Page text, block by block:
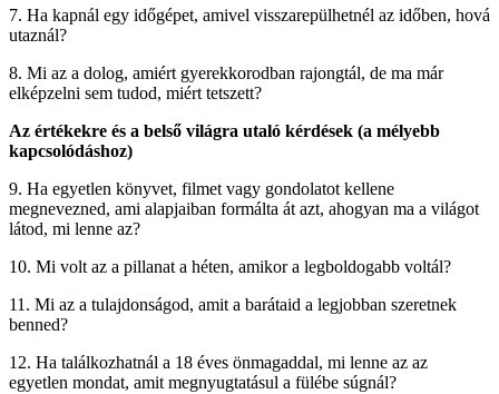
7. Ha kapnál egy időgépet, amivel visszarepülhetnél az időben, hová
utaznál?
8. Mi az a dolog, amiért gyerekkorodban rajongtál, de ma már
elképzelni sem tudod, miért tetszett?
Az értékekre és a belső világra utaló kérdések (a mélyebb
kapcsolódáshoz)
9. Ha egyetlen könyvet, filmet vagy gondolatot kellene
megnevezned, ami alapjaiban formálta át azt, ahogyan ma a világot
látod, mi lenne az?
10. Mi volt az a pillanat a héten, amikor a legboldogabb voltál?
11. Mi az a tulajdonságod, amit a barátaid a legjobban szeretnek
benned?
12. Ha találkozhatnál a 18 éves önmagaddal, mi lenne az az
egyetlen mondat, amit megnyugtatásul a fülébe súgnál?